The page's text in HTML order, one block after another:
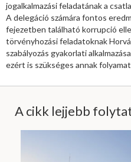
jogalkalmazási feladatának a
A delegáció számára fontos
fejezetben található korrupció
törvényhozási feladatoknak
szabályozás gyakorlati
ezért is szükséges annak
A cikk lejjebb